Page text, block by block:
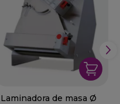
Laminadora de masa Ø